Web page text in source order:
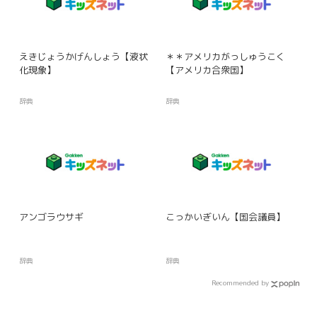
えきじょうかげんしょう【液状
化現象】
辞典
＊＊アメリカがっしゅうこく
【アメリカ合衆国】
辞典
アンゴラウサギ
辞典
こっかいぎいん【国会議員】
辞典
Recommended by